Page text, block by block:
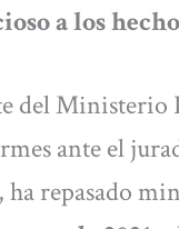
a los
del Ministerio
ante el
repasado